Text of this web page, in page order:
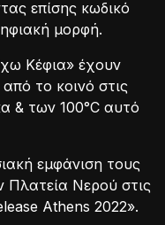
επίσης κωδικό
μορφή.
Κέφια» έχουν
το κοινό στις
& των 100°C αυτό
εμφάνιση τους
Πλατεία Νερού στις
Athens 2022».